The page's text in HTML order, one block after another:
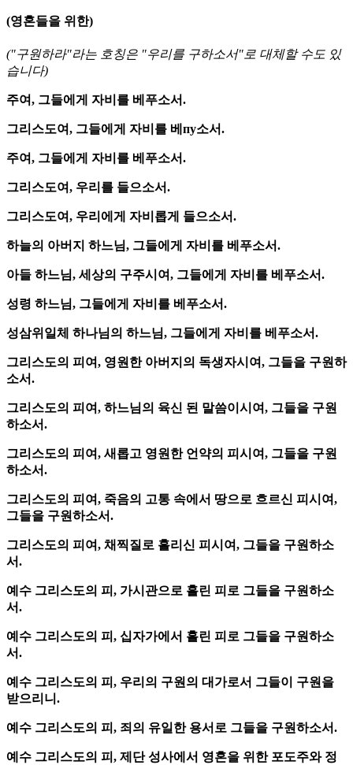
(영혼들을 위한)
("구원하라"라는 호칭은 "우리를 구하소서"로 대체할 수도 있
습니다)
주여, 그들에게 자비를 베푸소서.
그리스도여, 그들에게 자비를 베пу소서.
주여, 그들에게 자비를 베푸소서.
그리스도여, 우리를 들으소서.
그리스도여, 우리에게 자비롭게 들으소서.
하늘의 아버지 하느님, 그들에게 자비를 베푸소서.
아들 하느님, 세상의 구주시여, 그들에게 자비를 베푸소서.
성령 하느님, 그들에게 자비를 베푸소서.
성삼위일체 하나님의 하느님, 그들에게 자비를 베푸소서.
그리스도의 피여, 영원한 아버지의 독생자시여, 그들을 구원하
소서.
그리스도의 피여, 하느님의 육신 된 말씀이시여, 그들을 구원
하소서.
그리스도의 피여, 새롭고 영원한 언약의 피시여, 그들을 구원
하소서.
그리스도의 피여, 죽음의 고통 속에서 땅으로 흐르신 피시여,
그들을 구원하소서.
그리스도의 피여, 채찍질로 흘리신 피시여, 그들을 구원하소
서.
예수 그리스도의 피, 가시관으로 흘린 피로 그들을 구원하소
서.
예수 그리스도의 피, 십자가에서 흘린 피로 그들을 구원하소
서.
예수 그리스도의 피, 우리의 구원의 대가로서 그들이 구원을
받으리니.
예수 그리스도의 피, 죄의 유일한 용서로 그들을 구원하소서.
예수 그리스도의 피, 제단 성사에서 영혼을 위한 포도주와 정